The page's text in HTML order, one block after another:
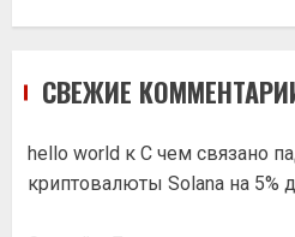
СВЕЖИЕ
hello world к С чем связано
криптовалюты Solana на 5%